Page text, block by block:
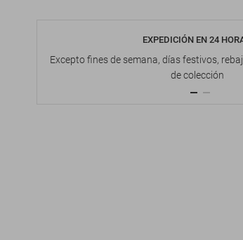
EXPEDICIÓN EN 24
Excepto fines de semana, días festivos,
de colección